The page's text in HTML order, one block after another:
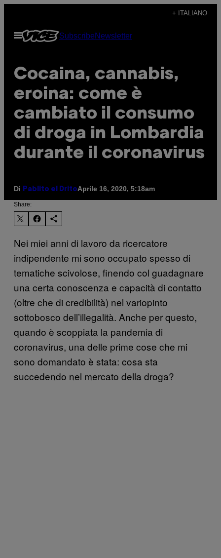
contenuto
+ ITALIANO
Apri
SubscribeNewsletter
Cocaina, cannabis,
eroina: come è
cambiato il consumo
di droga in Lombardia
durante il coronavirus
Di Pablito el DritoAprile 16, 2020, 5:18am
Share:
Nei miei anni di lavoro da ricercatore
indipendente mi sono occupato spesso di
tematiche scivolose, finendo col guadagnare
una certa conoscenza e capacità di contatto
(oltre che di credibilità) nel variopinto
sottobosco dell’illegalità. Anche per questo,
quando è scoppiata la pandemia di
coronavirus, una delle prime cose che mi
sono domandato è stata: cosa sta
succedendo nel mercato della droga?